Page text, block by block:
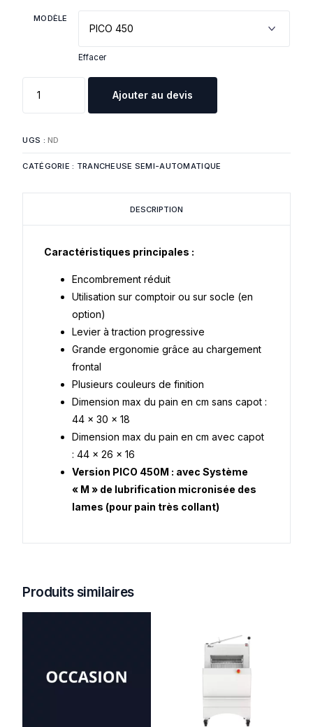
MODÈLE
Effacer
Ajouter au devis
UGS :ND
CATÉGORIE : TRANCHEUSE SEMI-AUTOMATIQUE
DESCRIPTION
Caractéristiques principales :
Encombrement réduit
Utilisation sur comptoir ou sur socle (en
option)
Levier à traction progressive
Grande ergonomie grâce au chargement
frontal
Plusieurs couleurs de finition
Dimension max du pain en cm sans capot :
44 x 30 x 18
Dimension max du pain en cm avec capot
: 44 x 26 x 16
Version PICO 450M : avec Système
« M » de lubrification micronisée des
lames (pour pain très collant)
Produits similaires